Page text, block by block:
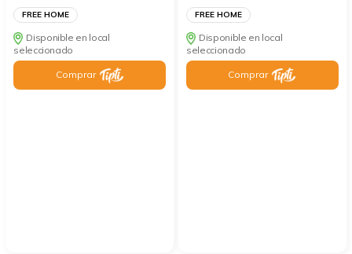
FREE HOME
Disponible en local
seleccionado
Comprar
FREE HOME
Disponible en local
seleccionado
Comprar